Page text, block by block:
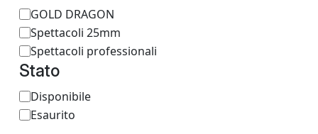
C
a
t
g
GOLD DRAGON
Spettacoli 25mm
Spettacoli professionali
Stato
D
i
Disponibile
Esaurito